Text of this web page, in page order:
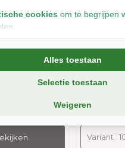
Kleefkruid -
leverbaar
Herbimals
Leverbaar
Incl. btw
cookies om te begrijpen
om jou relevante
te tonen.
gegevens met partners (zoals
elders van je hebben.
cookies? Dan werkt de site
iets minder soepel.
Weigeren
Selectie toestaan
Alles toestaan